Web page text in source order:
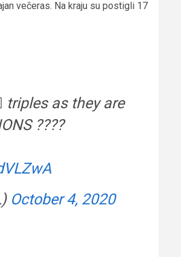
večeras. Na kraju su postigli 17
as they are
????
October 4, 2020